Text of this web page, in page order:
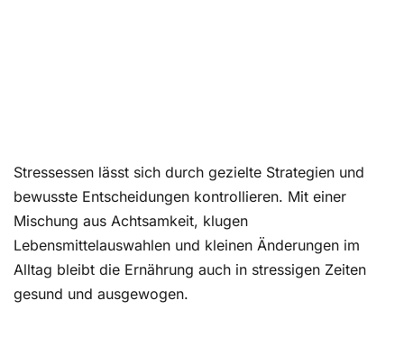
Stressessen lässt sich durch gezielte Strategien und
bewusste Entscheidungen kontrollieren. Mit einer
Mischung aus Achtsamkeit, klugen
Lebensmittelauswahlen und kleinen Änderungen im
Alltag bleibt die Ernährung auch in stressigen Zeiten
gesund und ausgewogen.